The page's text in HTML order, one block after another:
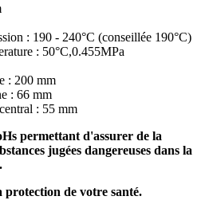
: 190 - 240°C (conseillée 190°C)
: 50°C,0.455MPa
: 200 mm
: 66 mm
: 55 mm
permettant d'assurer de la
jugées dangereuses dans la
de votre santé.